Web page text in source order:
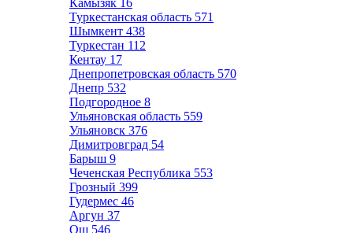
Камызяк 16
Туркестанская область 571
Шымкент 438
Туркестан 112
Кентау 17
Днепропетровская область 570
Днепр 532
Подгородное 8
Ульяновская область 559
Ульяновск 376
Димитровград 54
Барыш 9
Чеченская Республика 553
Грозный 399
Гудермес 46
Аргун 37
Ош 546